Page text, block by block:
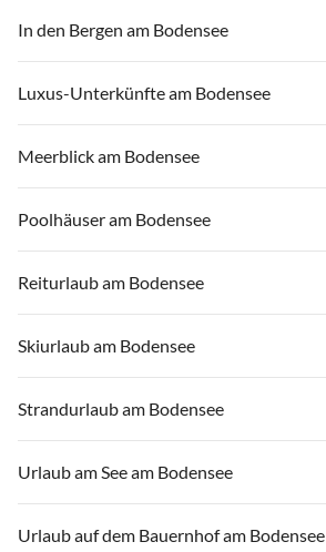
In den Bergen am Bodensee
Luxus-Unterkünfte am Bodensee
Meerblick am Bodensee
Poolhäuser am Bodensee
Reiturlaub am Bodensee
Skiurlaub am Bodensee
Strandurlaub am Bodensee
Urlaub am See am Bodensee
Urlaub auf dem Bauernhof am Bodensee